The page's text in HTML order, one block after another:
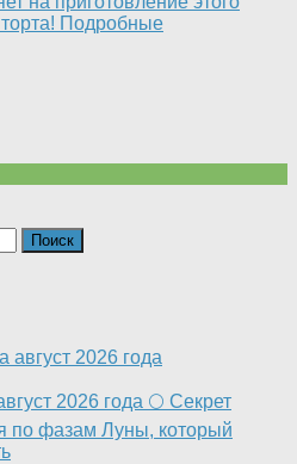
торта! Подробные
2026 года 🌕 Секрет
по фазам Луны, который